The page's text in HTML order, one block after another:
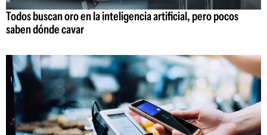
Todos buscan oro en la inteligencia artificial, pero pocos
saben dónde cavar